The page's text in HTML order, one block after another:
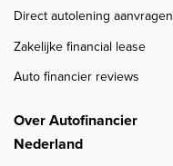
Direct autolening aanvragen
Zakelijke financial lease
Auto financier reviews
Over Autofinancier
Nederland